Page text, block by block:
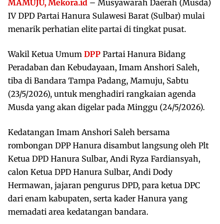
MAMUJU, Mekora.id – Musyawarah Daerah (Musda)
IV DPD Partai Hanura Sulawesi Barat (Sulbar) mulai
menarik perhatian elite partai di tingkat pusat.
Wakil Ketua Umum DPP Partai Hanura Bidang
Peradaban dan Kebudayaan, Imam Anshori Saleh,
tiba di Bandara Tampa Padang, Mamuju, Sabtu
(23/5/2026), untuk menghadiri rangkaian agenda
Musda yang akan digelar pada Minggu (24/5/2026).
Kedatangan Imam Anshori Saleh bersama
rombongan DPP Hanura disambut langsung oleh Plt
Ketua DPD Hanura Sulbar, Andi Ryza Fardiansyah,
calon Ketua DPD Hanura Sulbar, Andi Dody
Hermawan, jajaran pengurus DPD, para ketua DPC
dari enam kabupaten, serta kader Hanura yang
memadati area kedatangan bandara.